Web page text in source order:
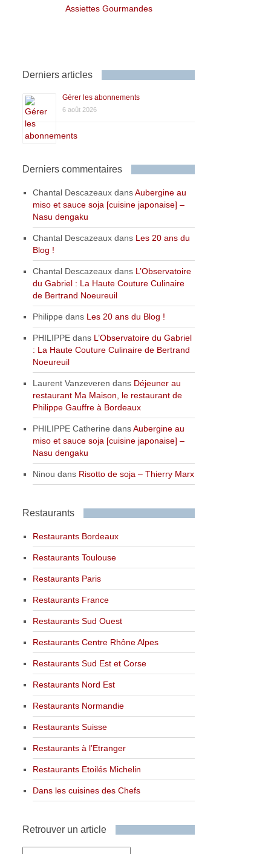
Assiettes Gourmandes
Derniers articles
Gérer les abonnements
6 août 2026
Derniers commentaires
Chantal Descazeaux dansAubergine au
miso et sauce soja [cuisine japonaise] –
Nasu dengaku
Chantal Descazeaux dans Les 20 ans du
Blog !
Chantal Descazeaux dans L’Observatoire
du Gabriel : La Haute Couture Culinaire
de Bertrand Noeureuil
Philippe dans Les 20 ans du Blog !
PHILIPPE dans L’Observatoire du Gabriel
: La Haute Couture Culinaire de Bertrand
Noeureuil
Laurent Vanzeveren dans Déjeuner au
restaurant Ma Maison, le restaurant de
Philippe Gauffre à Bordeaux
PHILIPPE Catherine dansAubergine au
miso et sauce soja [cuisine japonaise] –
Nasu dengaku
Ninou dans Risotto de soja – Thierry Marx
Restaurants
Restaurants Bordeaux
Restaurants Toulouse
Restaurants Paris
Restaurants France
Restaurants Sud Ouest
Restaurants Centre Rhône Alpes
Restaurants Sud Est et Corse
Restaurants Nord Est
Restaurants Normandie
Restaurants Suisse
Restaurants à l’Etranger
Restaurants Etoilés Michelin
Dans les cuisines des Chefs
Retrouver un article